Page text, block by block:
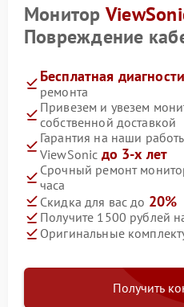
Монитор
Повреждение
Бесплатная
ремонта
Привезем и увезем
собственной доставкой
Гарантия на наши
ViewSonic до 3-х лет
Срочный ремонт
часа
Скидка для вас до 20%
Получите 1500 рублей
Оригинальные
Получить